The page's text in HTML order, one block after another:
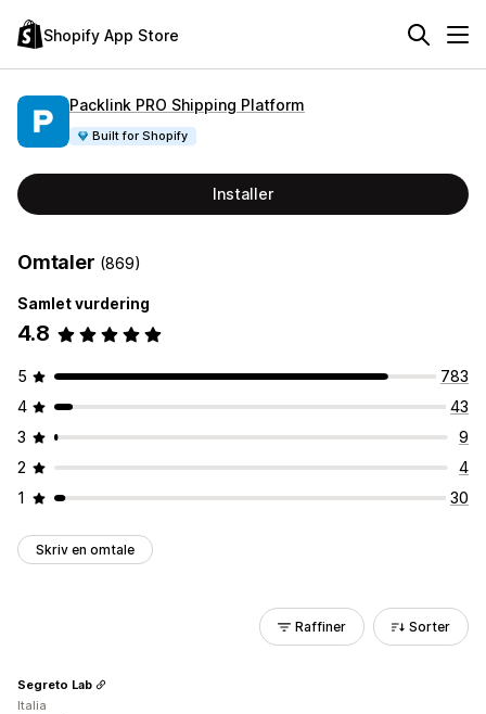
Shopify App Store
Packlink PRO Shipping Platform
Built for Shopify
Installer
Omtaler (869)
Samlet vurdering
4.8
5
783
4
43
3
9
2
4
1
30
Skriv en omtale
Raffiner Sorter
Segreto Lab
Italia